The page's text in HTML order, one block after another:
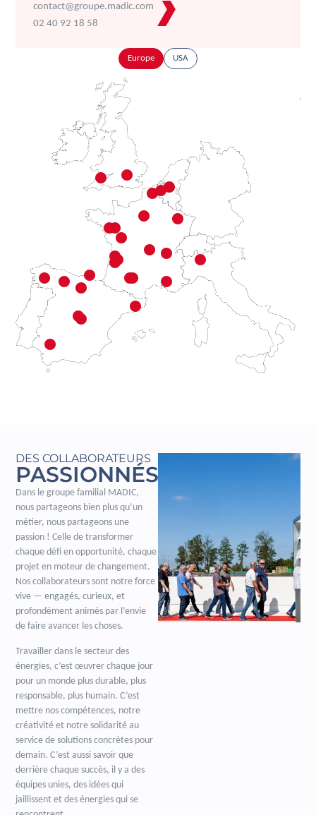
Europe USA
contact@groupe.madic.com
02 40 92 18 58
DES COLLABORATEURS
PASSIONNÉS
Dans le groupe familial MADIC,
nous partageons bien plus qu’un
métier, nous partageons une
passion ! Celle de transformer
chaque défi en opportunité, chaque
projet en moteur de changement.
Nos collaborateurs sont notre force
vive — engagés, curieux, et
profondément animés par l’envie
de faire avancer les choses.
Travailler dans le secteur des
énergies, c’est œuvrer chaque jour
pour un monde plus durable, plus
responsable, plus humain. C’est
mettre nos compétences, notre
créativité et notre solidarité au
service de solutions concrètes pour
demain. C’est aussi savoir que
derrière chaque succès, il y a des
équipes unies, des idées qui
jaillissent et des énergies qui se